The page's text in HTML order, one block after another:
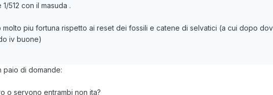
512 con il masuda .
piu fortuna rispetto ai reset dei fossili e catene di selvatici (a cui dopo
iv buone)
paio di domande:
o servono entrambi non ita?